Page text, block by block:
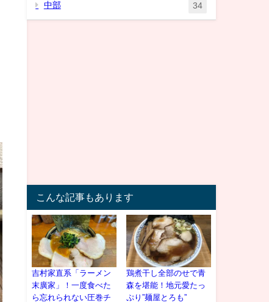
中部 34
こんな記事もあります
吉村家直系「ラーメン
末廣家」！一度食べた
ら忘れられない圧巻チ
鶏煮干し全部のせで青
森を堪能！地元愛たっ
ぷり”麺屋とろも”